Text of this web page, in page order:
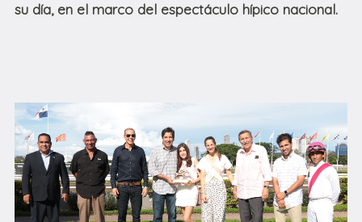
su día, en el marco del espectáculo hípico nacional.